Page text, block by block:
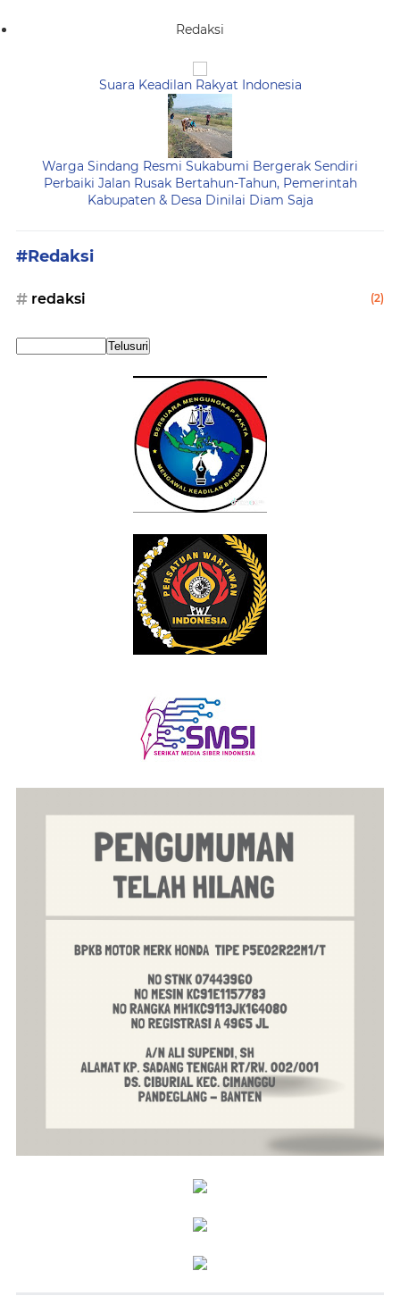
Redaksi
Suara Keadilan Rakyat Indonesia
Warga Sindang Resmi Sukabumi Bergerak Sendiri
Perbaiki Jalan Rusak Bertahun-Tahun, Pemerintah
Kabupaten & Desa Dinilai Diam Saja
#Redaksi
redaksi (2)